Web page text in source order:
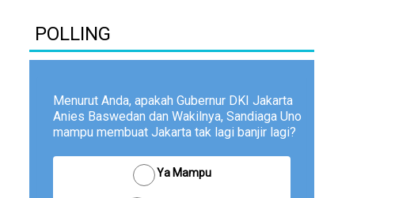
POLLING
Menurut Anda, apakah Gubernur DKI Jakarta
Anies Baswedan dan Wakilnya, Sandiaga Uno
mampu membuat Jakarta tak lagi banjir lagi?
Ya Mampu